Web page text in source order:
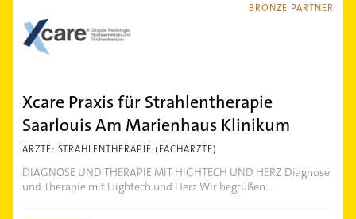
BRONZE PARTNER
Xcare Praxis für Strahlentherapie
Saarlouis Am Marienhaus Klinikum
ÄRZTE: STRAHLENTHERAPIE (FACHÄRZTE)
DIAGNOSE UND THERAPIE MIT HIGHTECH UND HERZ Diagnose
und Therapie mit Hightech und Herz Wir begrüßen...